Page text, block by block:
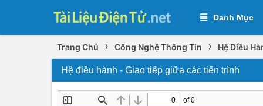
Danh Mục
Trang Chủ › Công Nghệ Thông Tin › Hệ Điều
Hệ điều hành - Giao tiếp giữa các tiến trình